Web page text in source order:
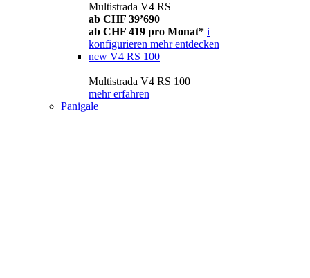
Multistrada V4 RS
ab CHF 39’690
ab CHF 419 pro Monat* i
konfigurieren mehr entdecken
new V4 RS 100
Multistrada V4 RS 100
mehr erfahren
Panigale